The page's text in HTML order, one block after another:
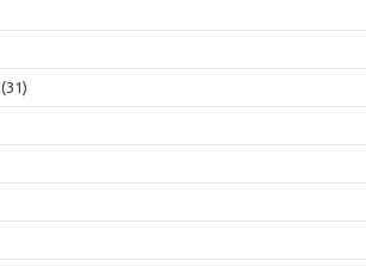
(31)